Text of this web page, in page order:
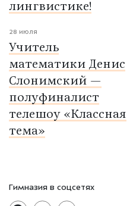
лингвистике!
28 июля
Учитель
математики Денис
Слонимский —
полуфиналист
телешоу «Классная
тема»
Гимназия в соцсетях